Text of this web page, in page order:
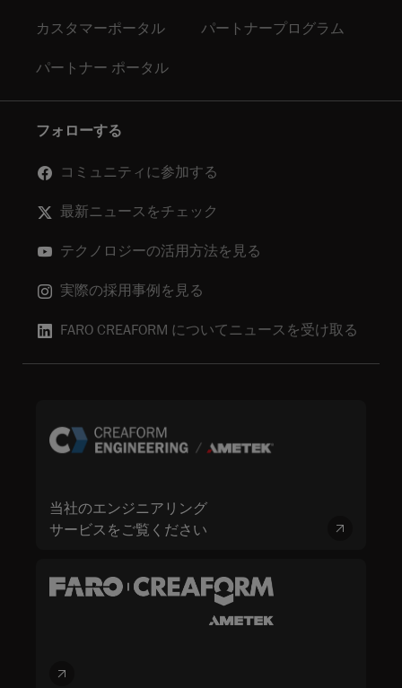
カスタマーポータル パートナープログラム
パートナー ポータル
フォローする
コミュニティに参加する
最新ニュースをチェック
テクノロジーの活用方法を見る
実際の採用事例を見る
FARO CREAFORM についてニュースを受け取る
当社のエンジニアリング
サービスをご覧ください